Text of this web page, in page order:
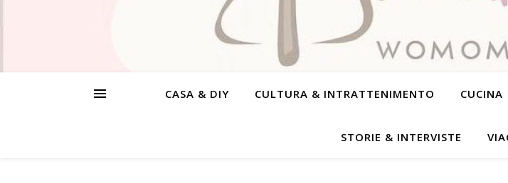
CASA & DIY CULTURA & INTRATTENIMENTO CUCINA
STORIE & INTERVISTE